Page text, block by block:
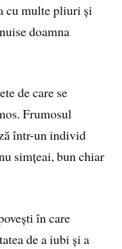
cu multe pliuri și
doamna
de care se
Frumosul
într-un individ
simțeai, bun chiar
în care
de a iubi și a